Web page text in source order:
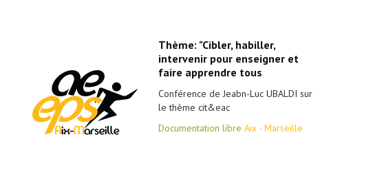
Thème: "Cibler, habiller,
intervenir pour enseigner et
faire apprendre tous
Conférence de Jeabn-Luc UBALDI sur
le thème cit&eac
Documentation libre Aix - Marseille